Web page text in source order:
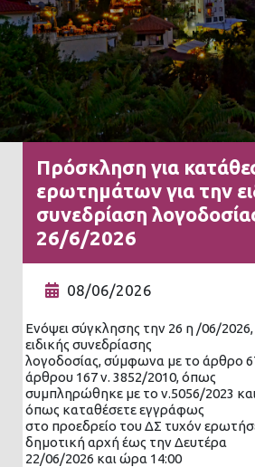
Πρόσκληση για
ερωτημάτων για την
συνεδρίαση
26/6/2026
08/06/2026
Ενόψει σύγκλησης την 26 η /06/
ειδικής συνεδρίασης
λογοδοσίας, σύμφωνα με το άρθρο
άρθρου 167 ν. 3852/2010, όπως
συμπληρώθηκε με το ν.5056/2023 και
όπως καταθέσετε εγγράφως
στο προεδρείο του ΔΣ τυχόν
δημοτική αρχή έως την Δευτέρα
22/06/2026 και ώρα 14:00